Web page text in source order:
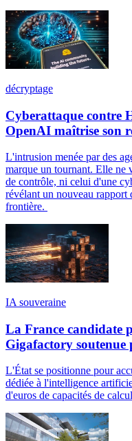
décryptage
Cyberattaque contre
OpenAI maîtrise son
L'intrusion menée par des
marque un tournant. Elle ne
de contrôle, ni celui d'une
révélant un nouveau rapport
frontière.
IA souveraine
La France candidate
Gigafactory
L'État se positionne pour
dédiée à l'intelligence
d'euros de capacités de